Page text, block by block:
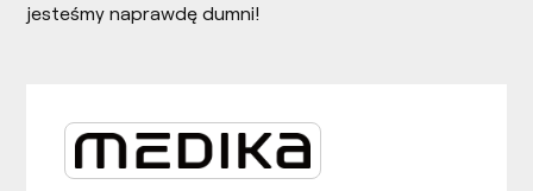
jesteśmy naprawdę dumni!